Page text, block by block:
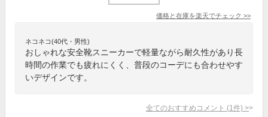
価格と在庫を楽天でチェック >>
ネコネコ(40代・男性)
おしゃれな安全靴スニーカーで軽量ながら耐久性があり長
時間の作業でも疲れにくく、普段のコーデにも合わせやす
いデザインです。
全てのおすすめコメント (1 件) >